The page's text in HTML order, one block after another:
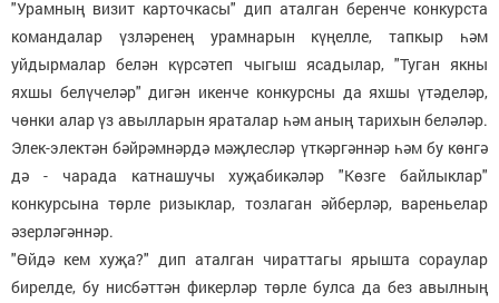
"Урамның визит карточкасы" дип аталган беренче конкурста
командалар үзләренең урамнарын күңелле, тапкыр һәм
уйдырмалар белән күрсәтеп чыгыш ясадылар, "Туган якны
яхшы белүчеләр" дигән икенче конкурсны да яхшы үтәделәр,
чөнки алар үз авылларын яраталар һәм аның тарихын беләләр.
Элек-электән бәйрәмнәрдә мәҗлесләр үткәргәннәр һәм бу көнгә
дә - чарада катнашучы хуҗабикәләр "Көзге байлыклар"
конкурсына төрле ризыклар, тозлаган әйберләр, вареньелар
әзерләгәннәр.
"Өйдә кем хуҗа?" дип аталган чираттагы ярышта сораулар
бирелде, бу нисбәттән фикерләр төрле булса да без авылның